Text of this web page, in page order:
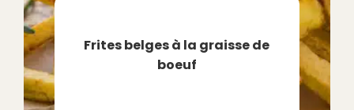
Frites belges à la graisse de
boeuf